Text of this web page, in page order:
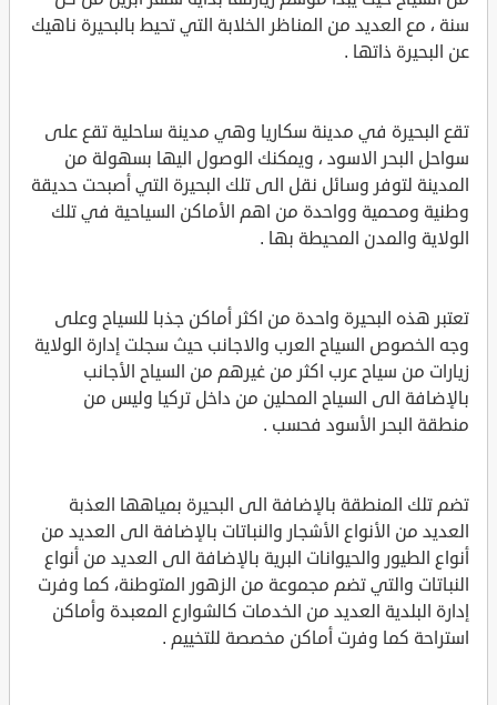
سنة ، مع العديد من المناظر الخلابة التي تحيط بالبحيرة ناهيك
عن البحيرة ذاتها .
تقع البحيرة في مدينة سكاريا وهي مدينة ساحلية تقع على
سواحل البحر الاسود ، ويمكنك الوصول اليها بسهولة من
المدينة لتوفر وسائل نقل الى تلك البحيرة التي أصبحت حديقة
وطنية ومحمية وواحدة من اهم الأماكن السياحية في تلك
الولاية والمدن المحيطة بها .
تعتبر هذه البحيرة واحدة من اكثر أماكن جذبا للسياح وعلى
وجه الخصوص السياح العرب والاجانب حيث سجلت إدارة الولاية
زيارات من سياح عرب اكثر من غيرهم من السياح الأجانب
بالإضافة الى السياح المحلين من داخل تركيا وليس من
منطقة البحر الأسود فحسب .
تضم تلك المنطقة بالإضافة الى البحيرة بمياهها العذبة
العديد من الأنواع الأشجار والنباتات بالإضافة الى العديد من
أنواع الطيور والحيوانات البرية بالإضافة الى العديد من أنواع
النباتات والتي تضم مجموعة من الزهور المتوطنة، كما وفرت
إدارة البلدية العديد من الخدمات كالشوارع المعبدة وأماكن
استراحة كما وفرت أماكن مخصصة للتخييم .